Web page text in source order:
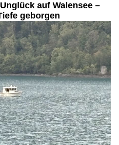
auf Walensee –
geborgen